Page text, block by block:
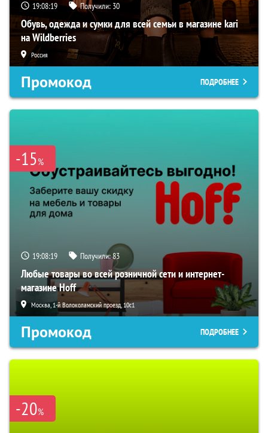
19:08:17 Получили: 30
Обувь, одежда и сумки для всей семьи в магазине kari
на Wildberries
Россия
Промокод ПОДРОБНЕЕ
-15%
19:08:17 Получили:83
Любые товары во всей розничной сети и интернет-
магазине Hoff
Москва, 1-й Волоколамский проезд, 10с1
Промокод ПОДРОБНЕЕ
-20%